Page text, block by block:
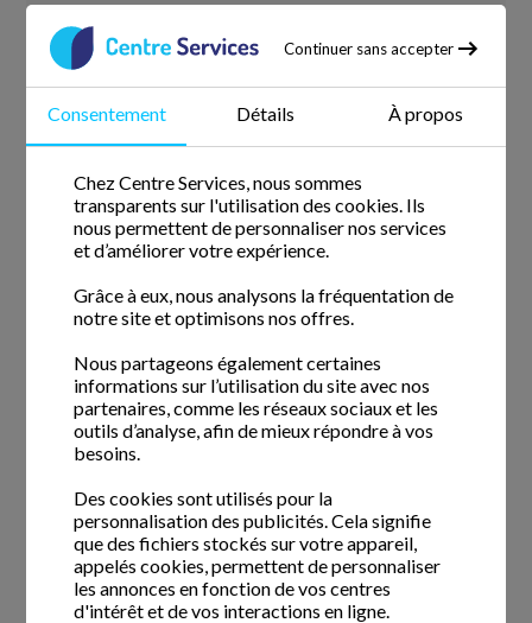
Continuer sans accepter
Consentement Détails À propos
Chez Centre Services, nous sommes
transparents sur l'utilisation des cookies. Ils
nous permettent de personnaliser nos services
et d’améliorer votre expérience.
Grâce à eux, nous analysons la fréquentation de
notre site et optimisons nos offres.
Nous partageons également certaines
informations sur l’utilisation du site avec nos
partenaires, comme les réseaux sociaux et les
outils d’analyse, afin de mieux répondre à vos
besoins.
Des cookies sont utilisés pour la
personnalisation des publicités. Cela signifie
que des fichiers stockés sur votre appareil,
appelés cookies, permettent de personnaliser
les annonces en fonction de vos centres
d'intérêt et de vos interactions en ligne.
5 offres d'emploi
Notre agence propose actuellement5offres
d'emploi dans le secteur de Reims et ses alentours.
Postuler